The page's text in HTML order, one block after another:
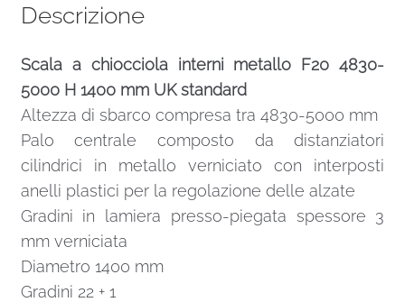
Descrizione
Scala a chiocciola interni metallo F20 4830-
5000 H 1400 mm UK standard
Altezza di sbarco compresa tra 4830-5000 mm
Palo centrale composto da distanziatori
cilindrici in metallo verniciato con interposti
anelli plastici per la regolazione delle alzate
Gradini in lamiera presso-piegata spessore 3
mm verniciata
Diametro 1400 mm
Gradini 22 + 1